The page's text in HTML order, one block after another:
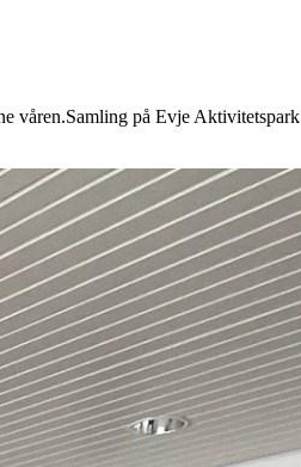
våren.Samling på Evje Aktivitetspark